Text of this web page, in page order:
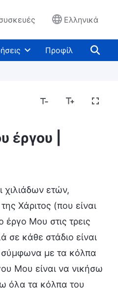
Ελληνικά
Προφίλ
το έργο του Θεού
έργου |
χιλιάδων ετών,
Χάριτος (που είναι
Μου στις τρεις
κάθε στάδιο είναι
σύμφωνα με τα κόλπα
Μου είναι να νικήσω
όλα τα κόλπα του